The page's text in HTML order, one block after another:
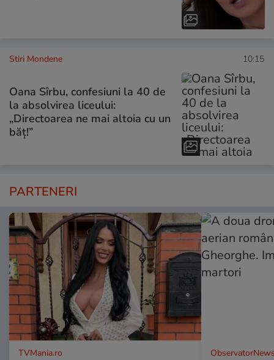
Stiri Mondene 10:15
Oana Sîrbu, confesiuni la 40 de
la absolvirea liceului:
„Directoarea ne mai altoia cu un
băț!”
PARTENERI
TVMania.ro